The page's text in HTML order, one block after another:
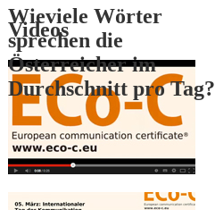
Wieviele Wörter
sprechen die
Österreicher im
Durchschnitt pro Tag?
3
Videos